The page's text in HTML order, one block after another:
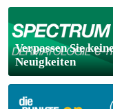
Verpassen Sie
Neuigkeiten